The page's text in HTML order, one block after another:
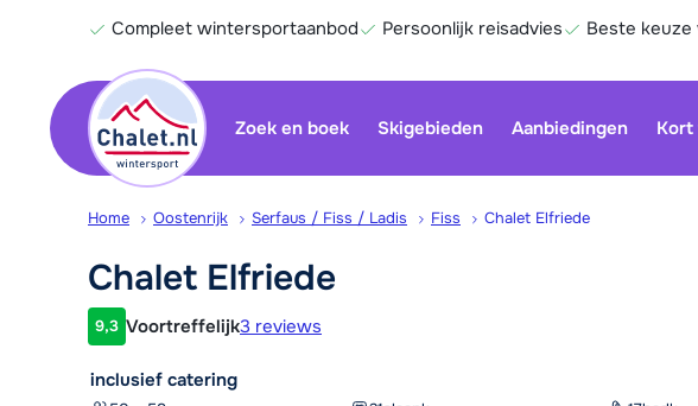
Compleet wintersportaanbod Persoonlijk reisadvies Beste
Zoek en boek Skigebieden Aanbiedingen
Home Oostenrijk Serfaus / Fiss / Ladis Fiss Chalet Elfriede
Chalet Elfriede
Klantwaardering
9,3 Voortreffelijk3 reviews
inclusief catering